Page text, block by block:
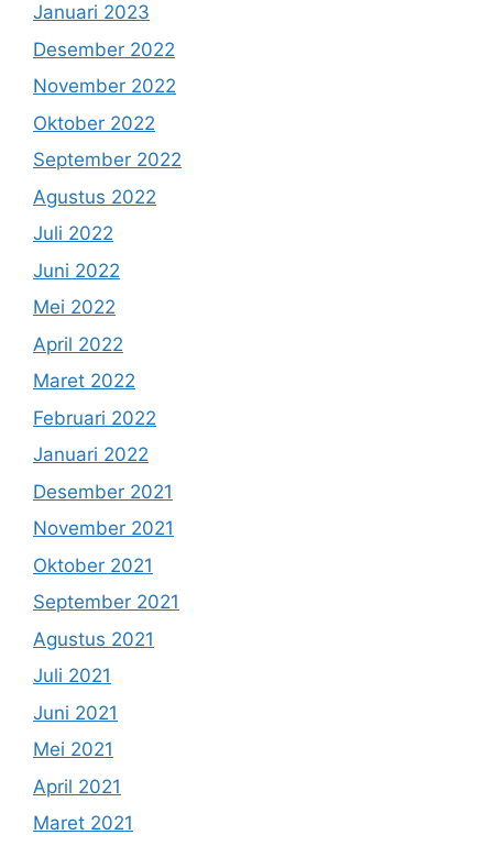
Januari 2023
Desember 2022
November 2022
Oktober 2022
September 2022
Agustus 2022
Juli 2022
Juni 2022
Mei 2022
April 2022
Maret 2022
Februari 2022
Januari 2022
Desember 2021
November 2021
Oktober 2021
September 2021
Agustus 2021
Juli 2021
Juni 2021
Mei 2021
April 2021
Maret 2021